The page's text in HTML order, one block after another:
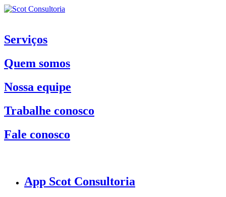
Serviços
Quem somos
Nossa equipe
Trabalhe conosco
Fale conosco
App Scot Consultoria